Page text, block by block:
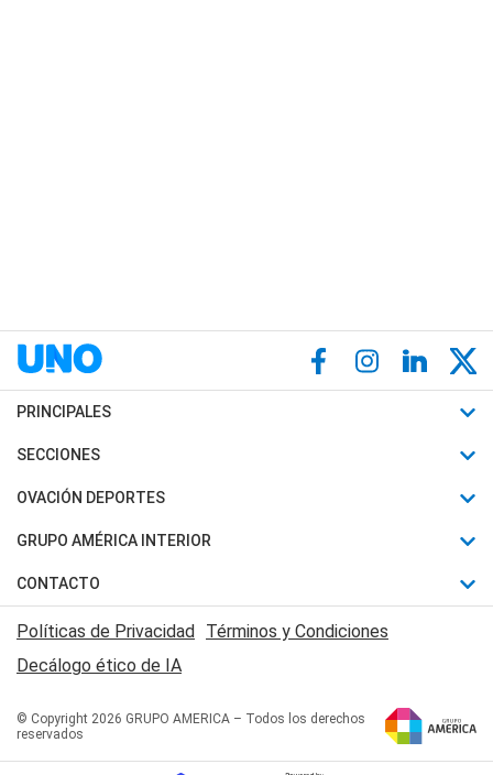
PRINCIPALES
Últimas Noticias
Política
Judiciales
Economia
SECCIONES
Horóscopo
Motores
Trucos caseros
Series y Películas
Edictos y Solicitadas
OVACIÓN DEPORTES
Fútbol
Mundial
Automovilismo
Rugby
Básquet
GRUPO AMÉRICA INTERIOR
Canal 7 en Vivo
San Juan 8
CONTACTO
Acerca de Nosotros
Contactanos
Políticas de Privacidad Términos y Condiciones
Decálogo ético de IA
© Copyright 2026 GRUPO AMERICA – Todos los derechos
reservados